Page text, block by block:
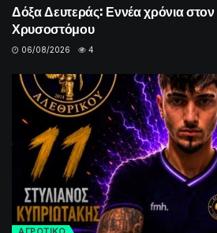
Δόξα Δευτεράς: Εννέα χρόνια
Χρυσοστόμου
06/08/2026 4